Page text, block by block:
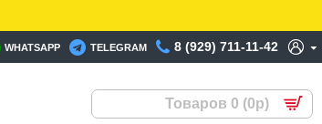
WHATSAPP TELEGRAM 8 (929) 711-11-42
Товаров 0 (0р)